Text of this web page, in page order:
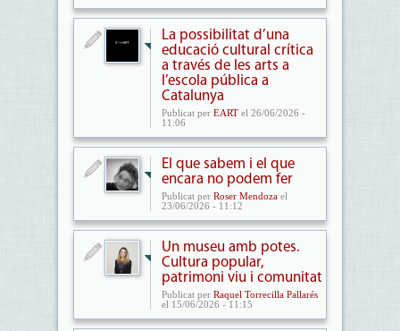
La possibilitat d’una
educació cultural crítica
a través de les arts a
l’escola pública a
Catalunya
Publicat per EARTel 26/06/2026 -
11:06
El que sabem i el que
encara no podem fer
Publicat per Roser Mendozael
23/06/2026 - 11:12
Un museu amb potes.
Cultura popular,
patrimoni viu i comunitat
Publicat per Raquel Torrecilla Pallarés
el 15/06/2026 - 11:15